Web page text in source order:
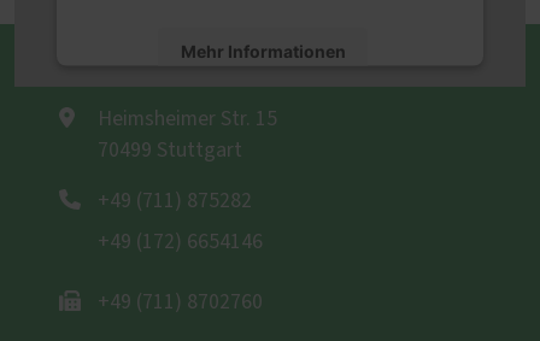
Mehr Informationen
Akzeptieren
powered by Usercentrics Consent
Glaserei-Fensterbau Michael Vogel
Heimsheimer Str. 15
70499 Stuttgart
+49 (711) 875282
+49 (172) 6654146
+49 (711) 8702760